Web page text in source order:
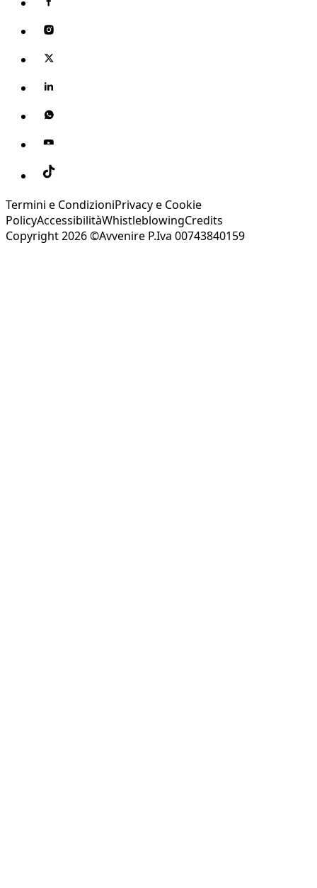
Termini e CondizioniPrivacy e Cookie
PolicyAccessibilitàWhistleblowingCredits
Copyright 2026 ©Avvenire P.Iva 00743840159